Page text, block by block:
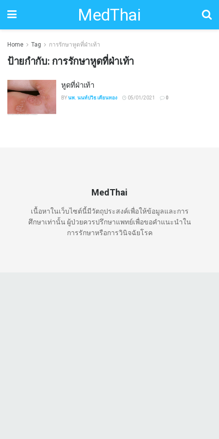
MedThai
Home Tag การรักษาหูดที่ฝ่าเท้า
ป้ายกำกับ: การรักษาหูดที่ฝ่าเท้า
หูดที่ฝ่าเท้า
BYนพ. นนท์ปวิธ เคียนทอง 05/01/2021 0
MedThai
เนื้อหาในเว็บไซต์นี้มีวัตถุประสงค์เพื่อให้ข้อมูลและการ
ศึกษาเท่านั้น ผู้ป่วยควรปรึกษาแพทย์เพื่อขอคำแนะนำใน
การรักษาหรือการวินิจฉัยโรค